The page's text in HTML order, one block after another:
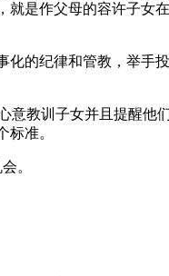
是作父母的容许子女
的纪律和管教，举手
意教训子女并且提醒他
准。
。